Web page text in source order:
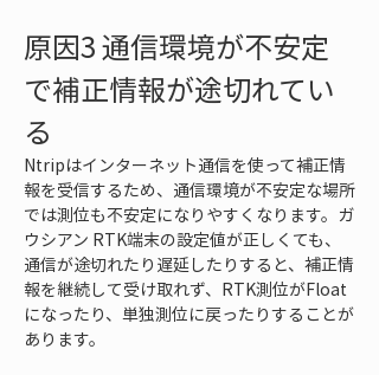
原因3 通信環境が不安定
で補正情報が途切れてい
る
Ntripはインターネット通信を使って補正情
報を受信するため、通信環境が不安定な場所
では測位も不安定になりやすくなります。ガ
ウシアン RTK端末の設定値が正しくても、
通信が途切れたり遅延したりすると、補正情
報を継続して受け取れず、RTK測位がFloat
になったり、単独測位に戻ったりすることが
あります。